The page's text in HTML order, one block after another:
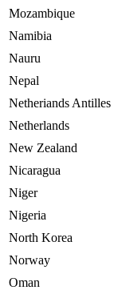
Mozambique
Namibia
Nauru
Nepal
Netheriands Antilles
Netherlands
New Zealand
Nicaragua
Niger
Nigeria
North Korea
Norway
Oman